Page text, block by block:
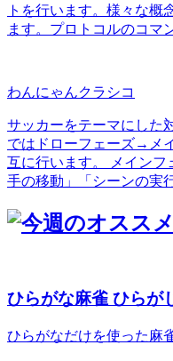
トを行います。様々な概
ます。プロトコルのコマ
わんにゃんクラシコ
サッカーをテーマにした
ではドローフェーズ→メ
互に行います。 メインフ
手の移動」「シーンの実
ひらがな麻雀 ひらが
ひらがなだけを使った麻